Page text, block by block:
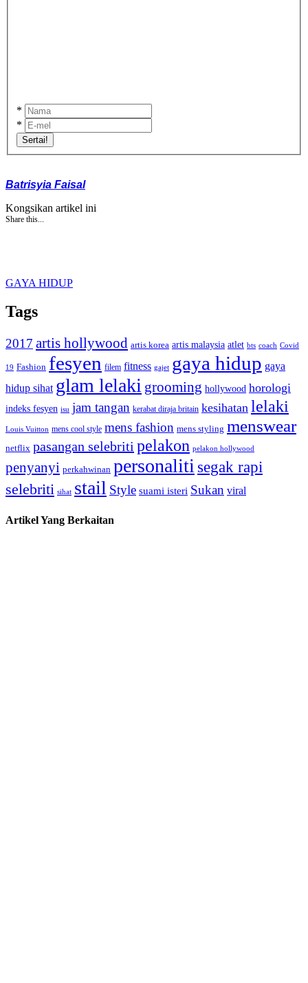
*
*
Sertai!
Batrisyia Faisal
Kongsikan artikel ini
Share this...
GAYA HIDUP
Tags
2017 artis hollywood artis korea artis malaysia atlet bts coach Covid
19 Fashion fesyen filem fitness gajet gaya hidup gaya
hidup sihat glam lelaki grooming hollywood horologi
indeks fesyen isu jam tangan kerabat diraja britain kesihatan lelaki
Louis Vuitton mens cool style mens fashion mens styling menswear
netflix pasangan selebriti pelakon pelakon hollywood
penyanyi perkahwinan personalitisegak rapi
selebriti sihat stail Style suami isteri Sukan viral
Artikel Yang Berkaitan